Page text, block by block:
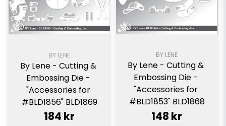
BY LENE
By Lene - Cutting &
Embossing Die -
"Accessories for
#BLD1856" BLD1869
184 kr
BY LENE
By Lene - Cutting &
Embossing Die -
"Accessories for
#BLD1853" BLD1868
148 kr